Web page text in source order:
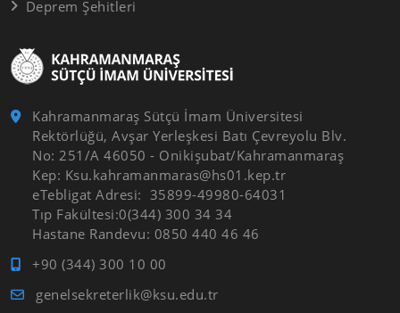
Kahramanmaraş Sütçü İmam Üniversitesi
Rektörlüğü, Avşar Yerleşkesi Batı Çevreyolu Blv.
No: 251/A 46050 - Onikişubat/Kahramanmaraş
Kep: Ksu.kahramanmaras@hs01.kep.tr
eTebligat Adresi: 35899-49980-64031
Tıp Fakültesi:0(344) 300 34 34
Hastane Randevu: 0850 440 46 46
+90 (344) 300 10 00
genelsekreterlik@ksu.edu.tr
Deprem Şehitleri